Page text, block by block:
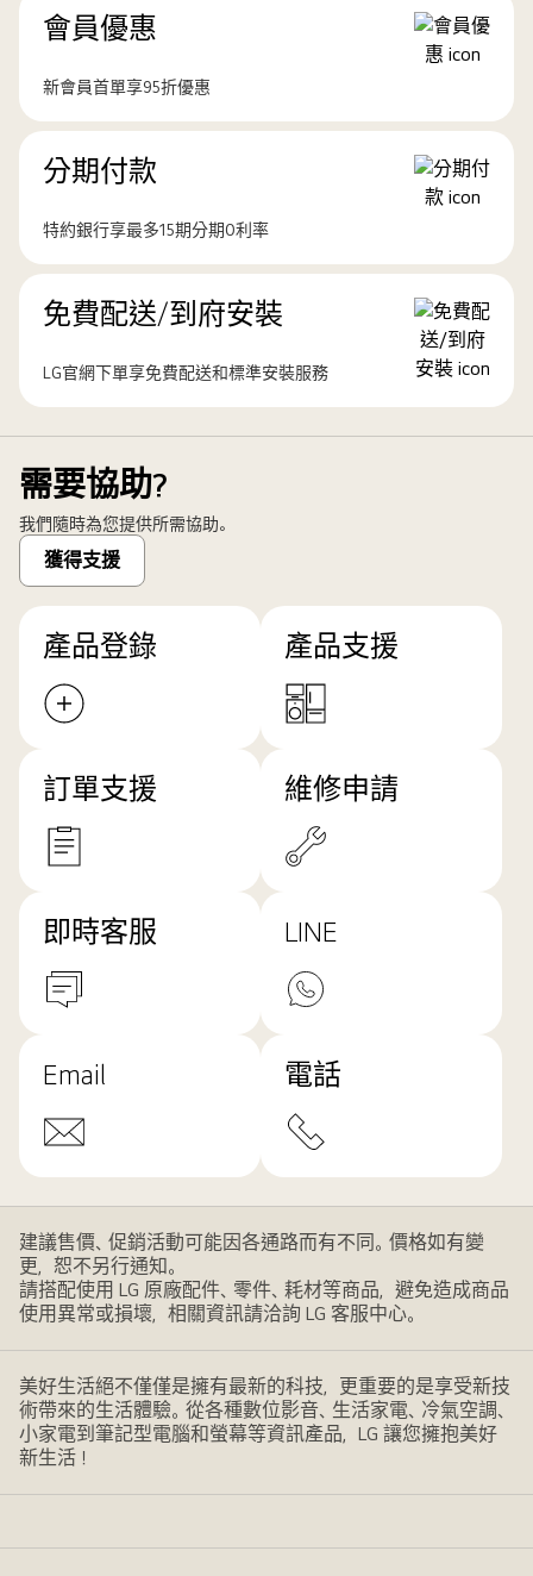
會員優惠
新會員首單享95折優惠
分期付款
特約銀行享最多15期分期0利率
免費配送/到府安裝
LG官網下單享免費配送和標準安裝服務
需要協助?
我們隨時為您提供所需協助。
獲得支援
產品登錄 產品支援
訂單支援 維修申請
即時客服 LINE
Email 電話
建議售價、促銷活動可能因各通路而有不同。價格如有變
更，恕不另行通知。
請搭配使用 LG 原廠配件、零件、耗材等商品，避免造成商品
使用異常或損壞，相關資訊請洽詢 LG 客服中心。
美好生活絕不僅僅是擁有最新的科技，更重要的是享受新技
術帶來的生活體驗。從各種數位影音、生活家電、冷氣空調、
小家電到筆記型電腦和螢幕等資訊產品，LG 讓您擁抱美好
新生活！